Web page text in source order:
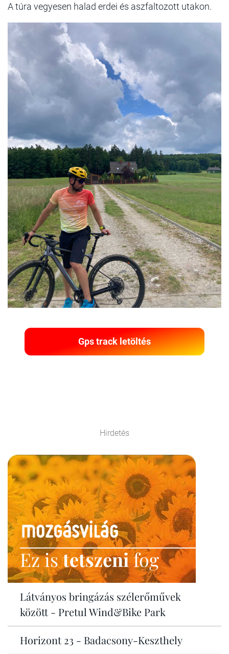
A túra vegyesen halad erdei és aszfaltozott utakon.
Gps track letöltés
Hirdetés
Ez istetszenifog
Látványos bringázás szélerőművek
között - Pretul Wind&Bike Park
Horizont 23 - Badacsony-Keszthely